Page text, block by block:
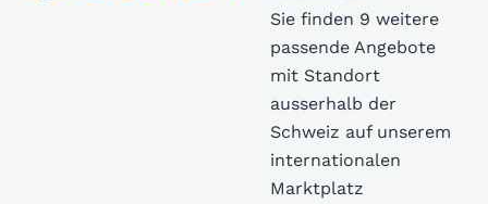
Sie finden 9 weitere
passende Angebote
mit Standort
ausserhalb der
Schweiz auf unserem
internationalen
Marktplatz